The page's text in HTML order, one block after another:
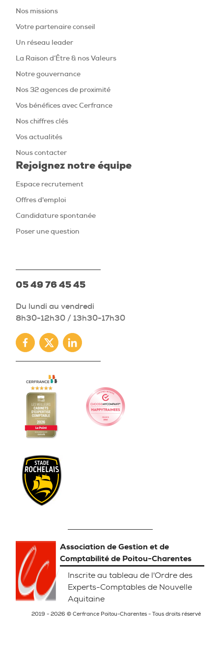
Nos missions
Votre partenaire conseil
Un réseau leader
La Raison d’Être & nos Valeurs
Notre gouvernance
Nos 32 agences de proximité
Vos bénéfices avec Cerfrance
Nos chiffres clés
Vos actualités
Nous contacter
Rejoignez notre équipe
Espace recrutement
Offres d'emploi
Candidature spontanée
Poser une question
05 49 76 45 45
Du lundi au vendredi
8h30-12h30 / 13h30-17h30
Facebook
TwitterLinkedin
Association de Gestion et de
Comptabilité de Poitou-Charentes
Inscrite au tableau de l'Ordre des
Experts-Comptables de Nouvelle
Aquitaine
2019 - 2026 © Cerfrance Poitou-Charentes - Tous droits réservé